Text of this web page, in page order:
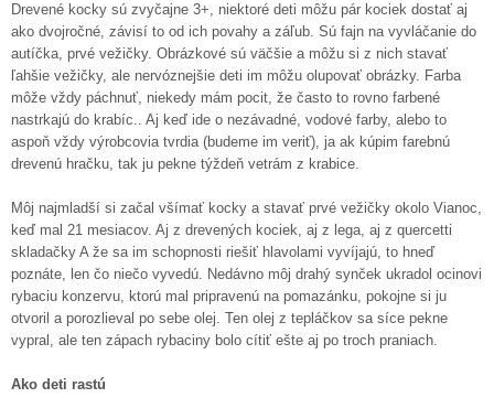
Drevené kocky sú zvyčajne 3+, niektoré deti môžu pár kociek dostať aj
ako dvojročné, závisí to od ich povahy a záľub. Sú fajn na vyvláčanie do
autíčka, prvé vežičky. Obrázkové sú väčšie a môžu si z nich stavať
ľahšie vežičky, ale nervóznejšie deti im môžu olupovať obrázky. Farba
môže vždy páchnuť, niekedy mám pocit, že často to rovno farbené
nastrkajú do krabíc.. Aj keď ide o nezávadné, vodové farby, alebo to
aspoň vždy výrobcovia tvrdia (budeme im veriť), ja ak kúpim farebnú
drevenú hračku, tak ju pekne týždeň vetrám z krabice.
Môj najmladší si začal všímať kocky a stavať prvé vežičky okolo Vianoc,
keď mal 21 mesiacov. Aj z drevených kociek, aj z lega, aj z quercetti
skladačky A že sa im schopnosti riešiť hlavolami vyvíjajú, to hneď
poznáte, len čo niečo vyvedú. Nedávno môj drahý synček ukradol ocinovi
rybaciu konzervu, ktorú mal pripravenú na pomazánku, pokojne si ju
otvoril a porozlieval po sebe olej. Ten olej z tepláčkov sa síce pekne
vypral, ale ten zápach rybaciny bolo cítiť ešte aj po troch praniach.
Ako deti rastú